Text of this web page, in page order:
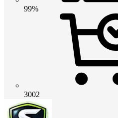
99%
3002